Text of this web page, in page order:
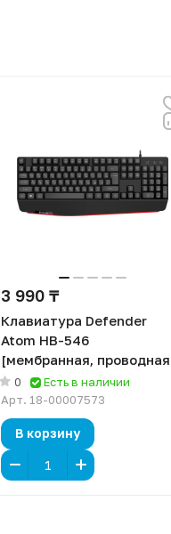
3 990 ₸
Клавиатура Defender
Atom HB-546
[мембранная, проводная,
черная]
0
Есть в наличии
Арт. 18-00007573
В корзину